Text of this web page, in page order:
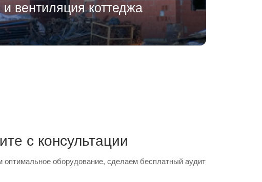
вентиляция коттеджа
с консультации
оптимальное оборудование, сделаем бесплатный аудит